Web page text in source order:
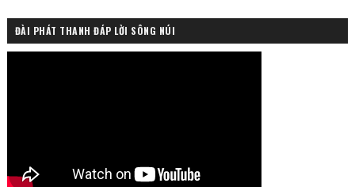
ĐÀI PHÁT THANH ĐÁP LỜI SÔNG NÚI